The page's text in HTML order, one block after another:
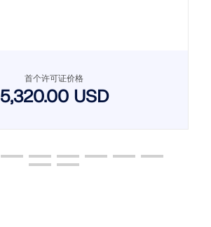
首个许可证价格
5,320.00 USD